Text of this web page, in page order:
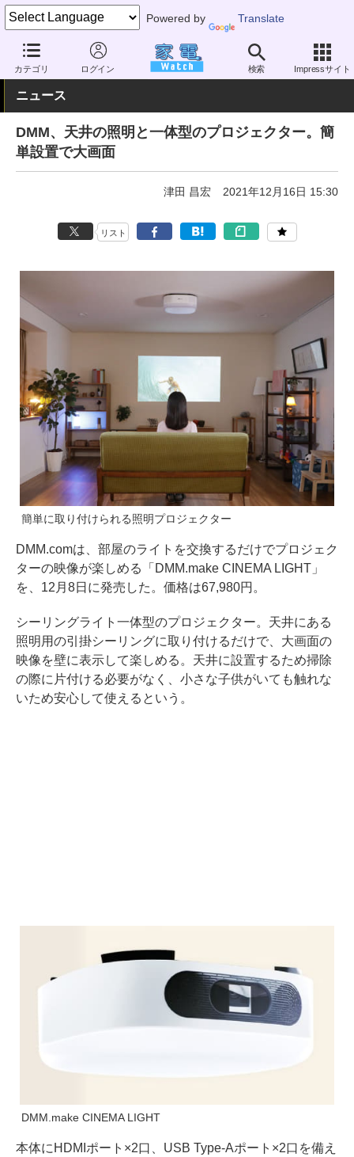
Powered by Translate
カテゴリ ログイン 検索 Impressサイト
家電 Watch 生活家電 照明器具 シーリング・ペンダント
ニュース
DMM、天井の照明と一体型のプロジェクター。簡
単設置で大画面
津田 昌宏 2021年12月16日 15:30
リスト
簡単に取り付けられる照明プロジェクター
DMM.comは、部屋のライトを交換するだけでプロジェク
ターの映像が楽しめる「DMM.make CINEMA LIGHT」
を、12月8日に発売した。価格は67,980円。
シーリングライト一体型のプロジェクター。天井にある
照明⽤の引掛シーリングに取り付けるだけで、大画面の
映像を壁に表示して楽しめる。天井に設置するため掃除
の際に片付ける必要がなく、小さな子供がいても触れな
いため安心して使えるという。
DMM.make CINEMA LIGHT
本体にHDMIポート×2口、USB Type-Aポート×2口を備え